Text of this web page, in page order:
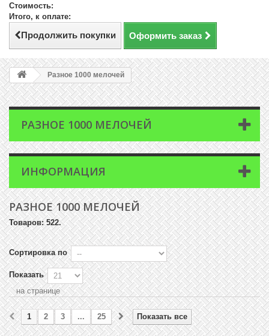
Стоимость:
Итого, к оплате:
Продолжить покупки Оформить заказ
Разное 1000 мелочей
РАЗНОЕ 1000 МЕЛОЧЕЙ
ИНФОРМАЦИЯ
РАЗНОЕ 1000 МЕЛОЧЕЙ
Товаров: 522.
Сортировка по
Показать
на странице
Показать все
1 2 3 ... 25